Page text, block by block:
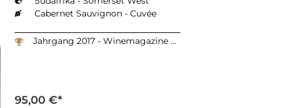
Cabernet Sauvignon - Cuvée
Jahrgang 2017 - Winemagazine South Africa 2022: 96 Punkte
95,00 €*